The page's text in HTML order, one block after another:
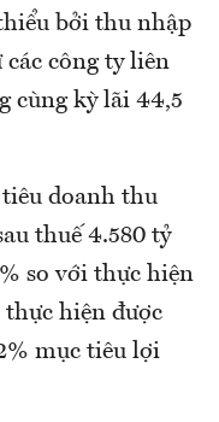
bởi thu nhập
công ty liên
cùng kỳ lãi 44,5
doanh thu
thuế 4.580 tỷ
so với thực hiện
thực hiện được
mục tiêu lợi